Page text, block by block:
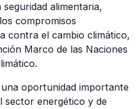
alimentaria,
compromisos
contra el cambio climático,
Marco de las Naciones
oportunidad importante
sector energético y de